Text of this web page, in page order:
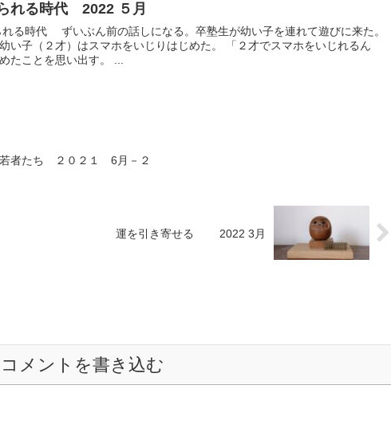
れる時代 2022 ５月
る時代 ずいぶん前の話しになる。卒塾生が幼い子を連れて遊びに来た。
い子（２才）はスマホをいじりはじめた。 「２才でスマホをいじれるん
たことを思い出す。 ...
若者たち ２０２１ 6月－２
運を引き寄せる 2022 3月
コメントを書き込む